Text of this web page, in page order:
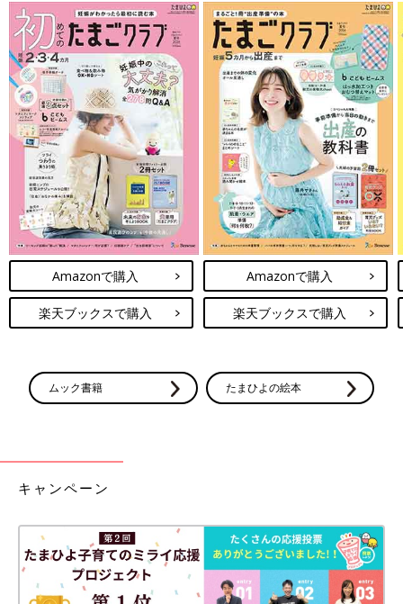
Amazonで購入
楽天ブックスで購入
Amazonで購入
楽天ブックスで購入
ムック書籍 たまひよの絵本
キャンペーン